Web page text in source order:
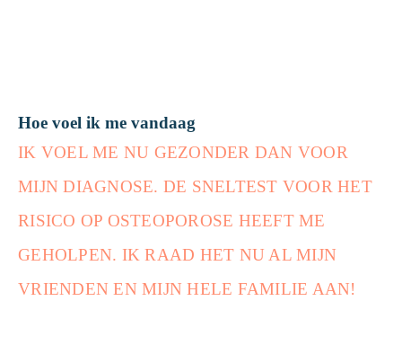
Hoe voel ik me vandaag
IK VOEL ME NU GEZONDER DAN VOOR
MIJN DIAGNOSE. DE SNELTEST VOOR HET
RISICO OP OSTEOPOROSE HEEFT ME
GEHOLPEN. IK RAAD HET NU AL MIJN
VRIENDEN EN MIJN HELE FAMILIE AAN!